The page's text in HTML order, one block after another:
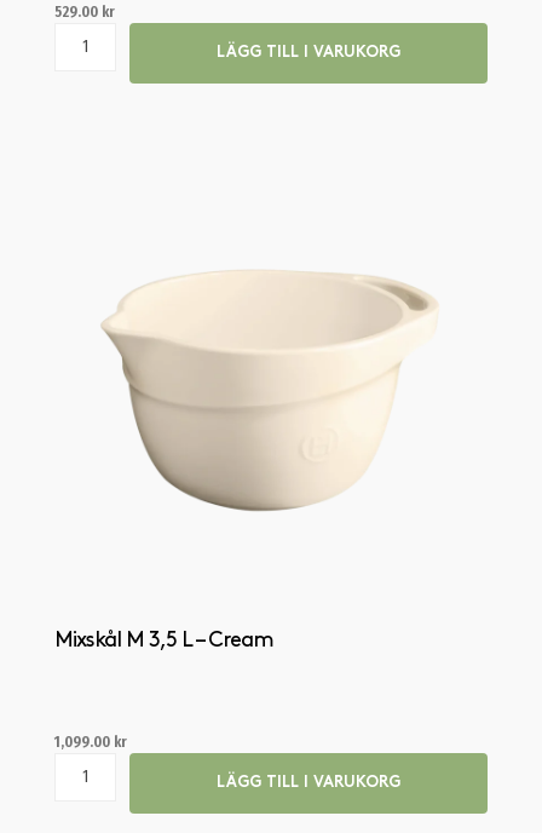
529.00 kr
LÄGG TILL I VARUKORG
Mixskål M 3,5 L – Cream
1,099.00 kr
LÄGG TILL I VARUKORG